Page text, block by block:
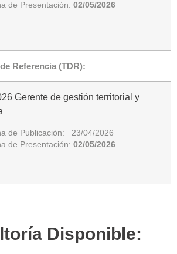
de Presentación: 02/05/2026
Referencia (TDR):
Gerente de gestión territorial y
de Publicación: 23/04/2026
de Presentación: 02/05/2026
Disponible: